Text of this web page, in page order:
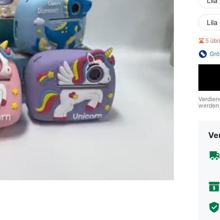
Lila
5
werden.